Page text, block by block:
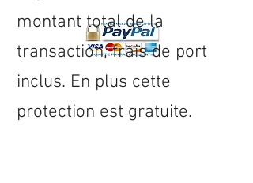
montant total de la
transaction, frais de port
inclus. En plus cette
protection est gratuite.